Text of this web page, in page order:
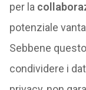
per la
potenziale
Sebbene
condividere i